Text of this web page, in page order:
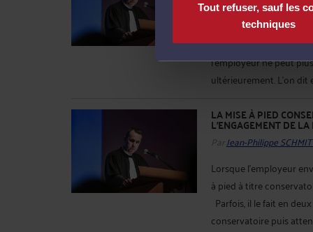
Tout refuser, sauf les
techniques
Lorsque que
son salarié, il peut
quelques-uns. S'il fait
l'employeur ne peut
ultérieurement. L'on dit
LA MISE À PIED
L'ENGAGEMENT DE
Par Jean-Philippe
Lorsque l'employeur
à pied à titre
Parfois, il le fait en
conservatoire puis